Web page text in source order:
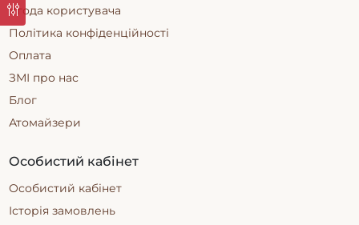
Угода користувача
Політика конфіденційності
Оплата
ЗМІ про нас
Блог
Атомайзери
Особистий кабінет
Особистий кабінет
Історія замовлень